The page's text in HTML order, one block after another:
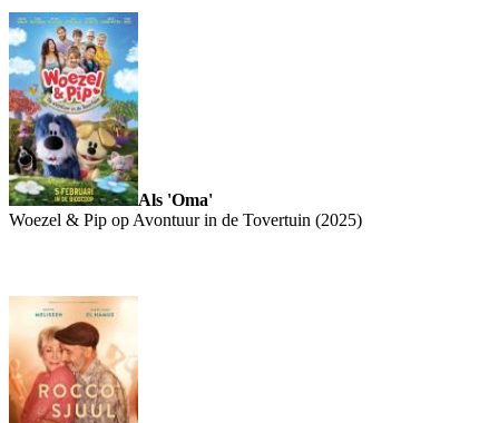
Als 'Oma'
Woezel & Pip op Avontuur in de Tovertuin (2025)